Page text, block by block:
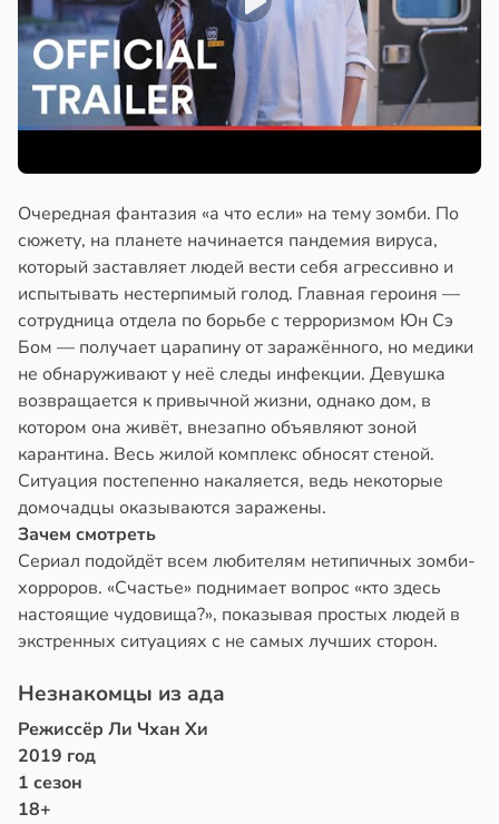
Очередная фантазия «а что если» на тему зомби. По
сюжету, на планете начинается пандемия вируса,
который заставляет людей вести себя агрессивно и
испытывать нестерпимый голод. Главная героиня —
сотрудница отдела по борьбе с терроризмом Юн Сэ
Бом — получает царапину от заражённого, но медики
не обнаруживают у неё следы инфекции. Девушка
возвращается к привычной жизни, однако дом, в
котором она живёт, внезапно объявляют зоной
карантина. Весь жилой комплекс обносят стеной.
Ситуация постепенно накаляется, ведь некоторые
домочадцы оказываются заражены.
Зачем смотреть
Сериал подойдёт всем любителям нетипичных зомби-
хорроров. «Счастье» поднимает вопрос «кто здесь
настоящие чудовища?», показывая простых людей в
экстренных ситуациях с не самых лучших сторон.
Незнакомцы из ада
Режиссёр Ли Чхан Хи
2019 год
1 сезон
18+